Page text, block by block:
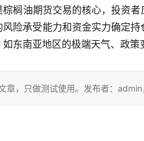
棕榈油期货交易的核心，投资
风险承受能力和资金实力确定
东南亚地区的极端天气、政策
章，只做测试使用。发布者：admin